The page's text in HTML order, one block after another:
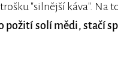
"silnější káva". Na
požití solí mědi, stačí